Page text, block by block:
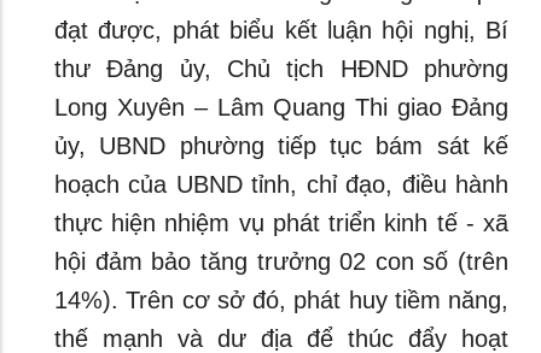
đạt được, phát biểu kết luận hội nghị, Bí
thư Đảng ủy, Chủ tịch HĐND phường
Long Xuyên – Lâm Quang Thi giao Đảng
ủy, UBND phường tiếp tục bám sát kế
hoạch của UBND tỉnh, chỉ đạo, điều hành
thực hiện nhiệm vụ phát triển kinh tế - xã
hội đảm bảo tăng trưởng 02 con số (trên
14%). Trên cơ sở đó, phát huy tiềm năng,
thế mạnh và dư địa để thúc đẩy hoạt